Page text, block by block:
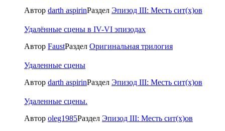
Автор darth aspirinРаздел Эпизод III: Месть сит(x)ов
Удалённые сцены в IV-VI эпизодах
Автор FaustРаздел Оригинальная трилогия
Удаленные сцены
Автор darth aspirinРаздел Эпизод III: Месть сит(x)ов
Удаленные сцены.
Автор oleg1985Раздел Эпизод III: Месть сит(x)ов